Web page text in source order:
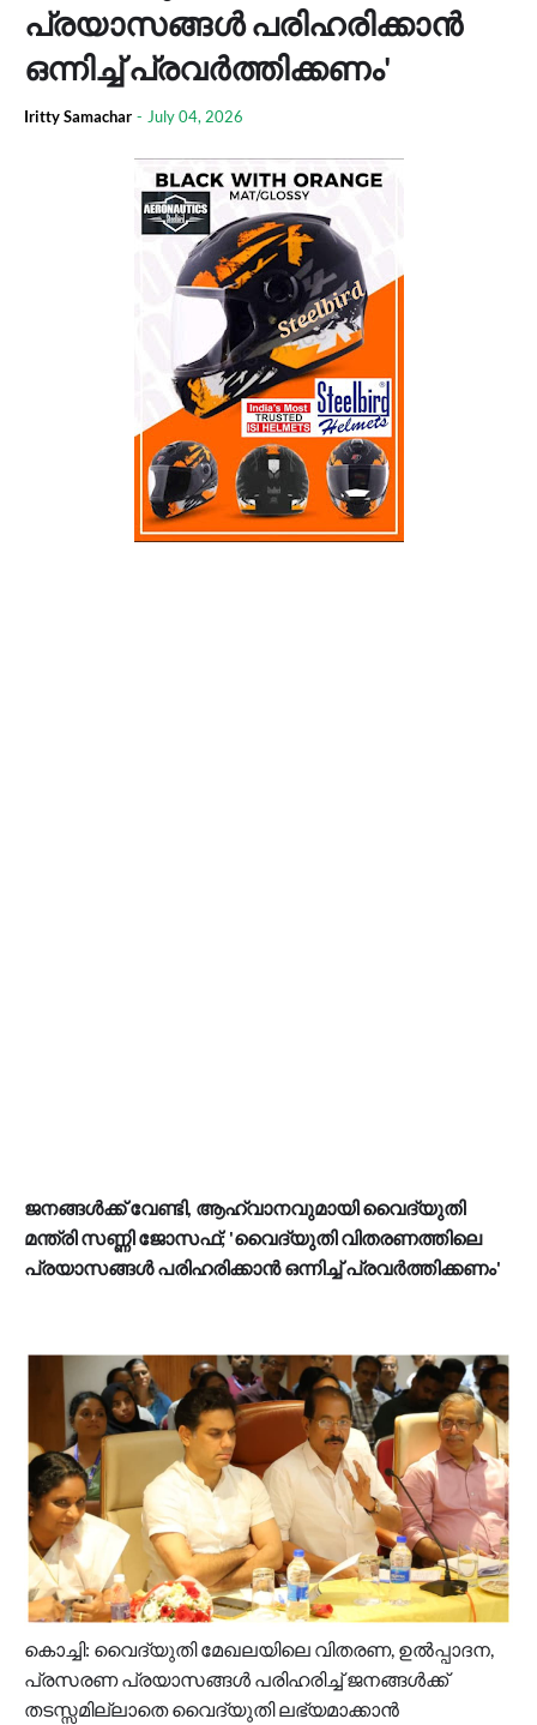
പ്രയാസങ്ങൾ പരിഹരിക്കാൻ
ഒന്നിച്ച് പ്രവർത്തിക്കണം'
Iritty Samachar - July 04, 2026
ജനങ്ങൾക്ക് വേണ്ടി, ആഹ്വാനവുമായി വൈദ്യുതി
മന്ത്രി സണ്ണി ജോസഫ്; 'വൈദ്യുതി വിതരണത്തിലെ
പ്രയാസങ്ങൾ പരിഹരിക്കാൻ ഒന്നിച്ച് പ്രവർത്തിക്കണം'
കൊച്ചി: വൈദ്യുതി മേഖലയിലെ വിതരണ, ഉൽപ്പാദന,
പ്രസരണ പ്രയാസങ്ങൾ പരിഹരിച്ച് ജനങ്ങൾക്ക്
തടസ്സമില്ലാതെ വൈദ്യുതി ലഭ്യമാക്കാൻ